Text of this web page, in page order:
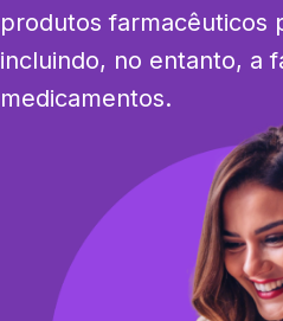
produtos farmacêuticos
incluindo, no entanto, a
medicamentos.